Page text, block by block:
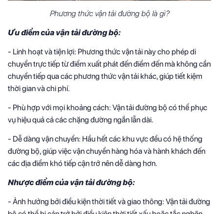
Phương thức vận tải đường bộ là gì?
Ưu điểm của vận tải đường bộ:
- Linh hoạt và tiện lợi: Phương thức vận tải này cho phép di
chuyển trực tiếp từ điểm xuất phát đến điểm đến mà không cần
chuyển tiếp qua các phương thức vận tải khác, giúp tiết kiệm
thời gian và chi phí.
- Phù hợp với mọi khoảng cách: Vận tải đường bộ có thể phục
vụ hiệu quả cả các chặng đường ngắn lẫn dài.
- Dễ dàng vận chuyển: Hầu hết các khu vực đều có hệ thống
đường bộ, giúp việc vận chuyển hàng hóa và hành khách đến
các địa điểm khó tiếp cận trở nên dễ dàng hơn.
Nhược điểm của vận tải đường bộ:
- Ảnh hưởng bởi điều kiện thời tiết và giao thông: Vận tải đường